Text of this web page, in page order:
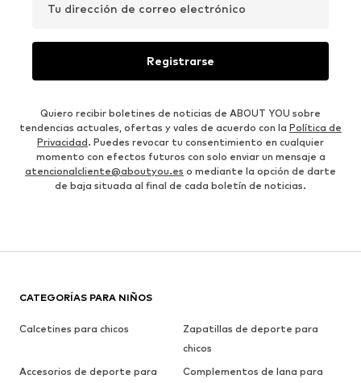
Tu dirección de correo electrónico
Registrarse
Quiero recibir boletines de noticias de ABOUT YOU sobre
tendencias actuales, ofertas y vales de acuerdo con la Política de
Privacidad. Puedes revocar tu consentimiento en cualquier
momento con efectos futuros con solo enviar un mensaje a
atencionalcliente@aboutyou.es o mediante la opción de darte
de baja situada al final de cada boletín de noticias.
CATEGORÍAS PARA NIÑOS
Calcetines para chicos
Zapatillas de deporte para
chicos
Accesorios de deporte para
Complementos de lana para